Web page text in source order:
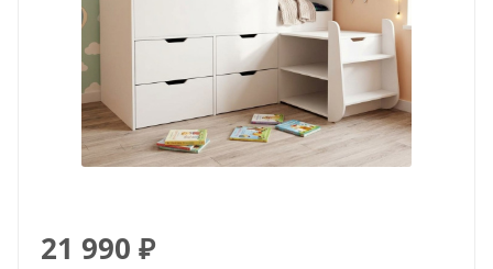
21 990 ₽